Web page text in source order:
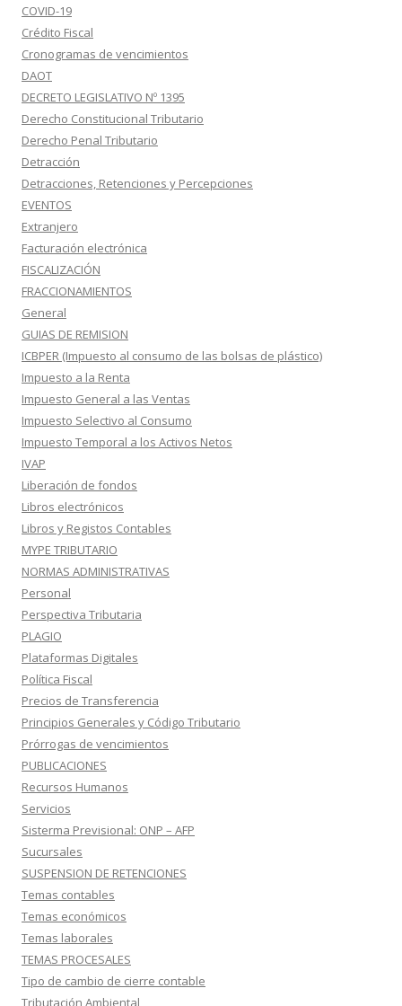
COVID-19
Crédito Fiscal
Cronogramas de vencimientos
DAOT
DECRETO LEGISLATIVO Nº 1395
Derecho Constitucional Tributario
Derecho Penal Tributario
Detracción
Detracciones, Retenciones y Percepciones
EVENTOS
Extranjero
Facturación electrónica
FISCALIZACIÓN
FRACCIONAMIENTOS
General
GUIAS DE REMISION
ICBPER (Impuesto al consumo de las bolsas de plástico)
Impuesto a la Renta
Impuesto General a las Ventas
Impuesto Selectivo al Consumo
Impuesto Temporal a los Activos Netos
IVAP
Liberación de fondos
Libros electrónicos
Libros y Registos Contables
MYPE TRIBUTARIO
NORMAS ADMINISTRATIVAS
Personal
Perspectiva Tributaria
PLAGIO
Plataformas Digitales
Política Fiscal
Precios de Transferencia
Principios Generales y Código Tributario
Prórrogas de vencimientos
PUBLICACIONES
Recursos Humanos
Servicios
Sisterma Previsional: ONP – AFP
Sucursales
SUSPENSION DE RETENCIONES
Temas contables
Temas económicos
Temas laborales
TEMAS PROCESALES
Tipo de cambio de cierre contable
Tributación Ambiental